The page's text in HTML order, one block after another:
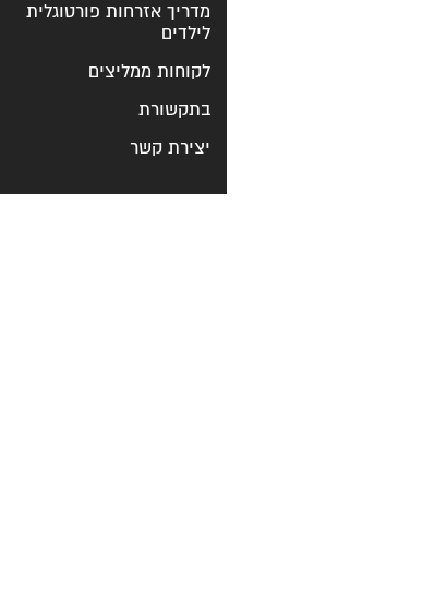
מדריך אזרחות פורטוגלית
לילדים
לקוחות ממליצים
בתקשורת
יצירת קשר